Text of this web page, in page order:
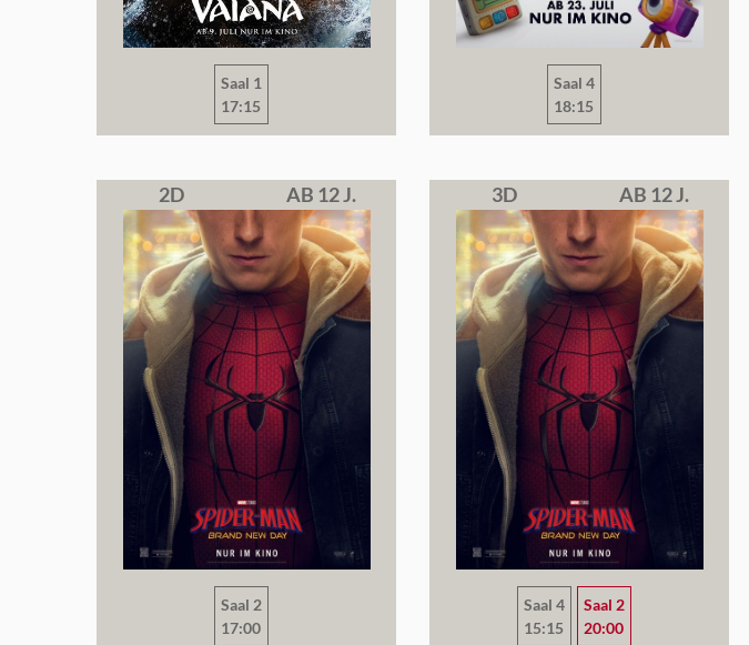
Saal 1
17:15
Saal 4
18:15
2D AB 12 J.
Saal 2
17:00
3D AB 12 J.
Saal 4
15:15
Saal 2
20:00